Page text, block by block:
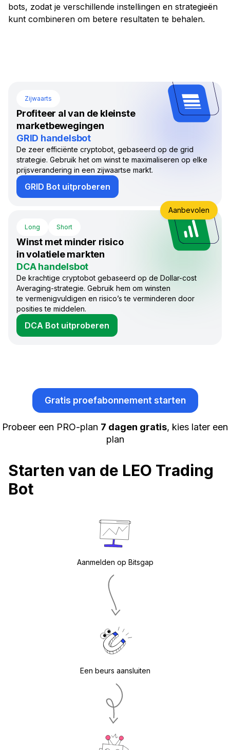
bots, zodat je verschillende instellingen en strategieën
kunt combineren om betere resultaten te behalen.
Zijwaarts
Profiteer al van de kleinste
marketbewegingen
GRID handelsbot
De zeer efficiënte cryptobot, gebaseerd op de grid
strategie. Gebruik het om winst te maximaliseren op elke
prijsverandering in een zijwaartse markt.
GRID Bot uitproberen
Long Short
Winst met minder risico
in volatiele markten
DCA handelsbot
De krachtige cryptobot gebaseerd op de Dollar-cost
Averaging-strategie. Gebruik hem om winsten
te vermenigvuldigen en risico’s te verminderen door
posities te middelen.
DCA Bot uitproberen
Aanbevolen
Gratis proefabonnement starten
Probeer een PRO-plan 7 dagen gratis, kies later een
plan
Starten van de LEO Trading
Bot
Aanmelden op Bitsgap
Een beurs aansluiten